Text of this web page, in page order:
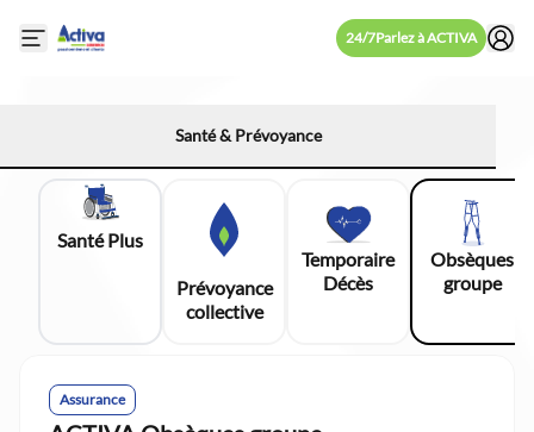
Open mobile side menu 24/7Parlez à ACTIVA
Santé & Prévoyance
Santé Plus
Prévoyance
collective
Temporaire
Décès
Obsèques
groupe
Assurance